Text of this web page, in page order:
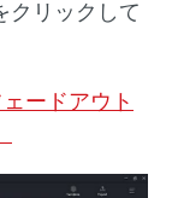
クリックして
ードアウト